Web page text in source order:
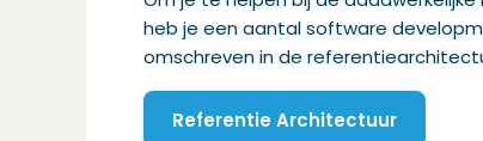
heb je een aantal software
omschreven in de
Referentie Architectuur
(Opent in een nieuw venster)